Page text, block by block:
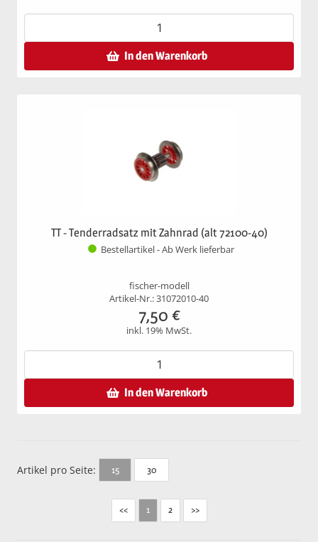
In den Warenkorb
TT - Tenderradsatz mit Zahnrad (alt 72100-40)
Bestellartikel - Ab Werk lieferbar
fischer-modell
Artikel-Nr.: 31072010-40
7,50 €
inkl. 19% MwSt.
In den Warenkorb
Artikel pro Seite: 15 30
<< 1 2 >>